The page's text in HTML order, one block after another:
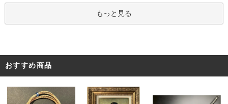
もっと見る
おすすめ商品